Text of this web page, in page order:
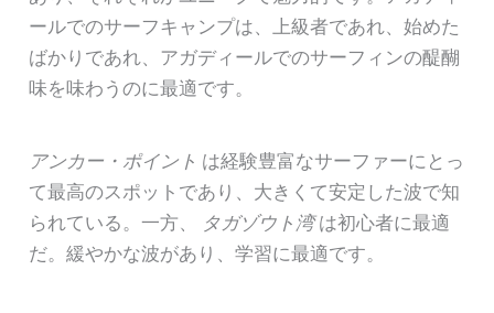
ールでのサーフキャンプは、上級者であれ、始めた
ばかりであれ、アガディールでのサーフィンの醍醐
味を味わうのに最適です。
アンカー・ポイント は経験豊富なサーファーにとっ
て最高のスポットであり、大きくて安定した波で知
られている。一方、
タガゾウト湾は初心者に最適
だ。緩やかな波があり、学習に最適です。